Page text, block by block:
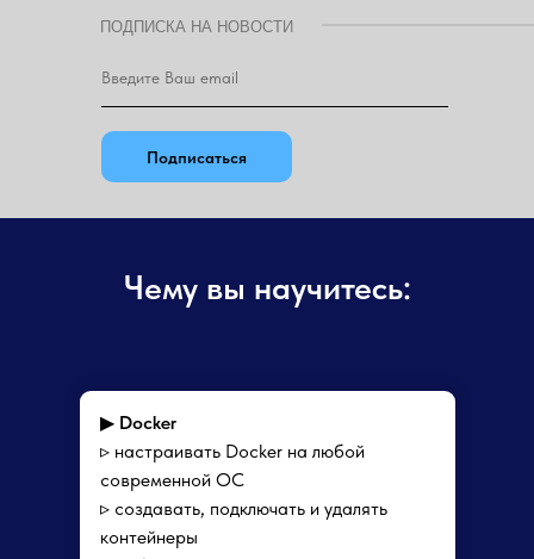
ПОДПИСКА НА НОВОСТИ
Подписаться
Чему вы научитесь:
▶ Docker
▹ настраивать Docker на любой
современной ОС
▹ создавать, подключать и удалять
контейнеры